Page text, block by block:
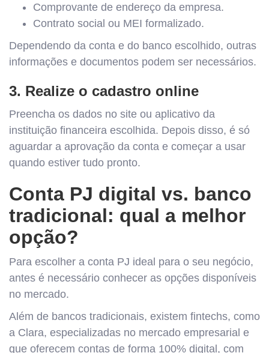
Comprovante de endereço da empresa.
Contrato social ou MEI formalizado.
Dependendo da conta e do banco escolhido, outras
informações e documentos podem ser necessários.
3. Realize o cadastro online
Preencha os dados no site ou aplicativo da
instituição financeira escolhida. Depois disso, é só
aguardar a aprovação da conta e começar a usar
quando estiver tudo pronto.
Conta PJ digital vs. banco
tradicional: qual a melhor
opção?
Para escolher a conta PJ ideal para o seu negócio,
antes é necessário conhecer as opções disponíveis
no mercado.
Além de bancos tradicionais, existem fintechs, como
a Clara, especializadas no mercado empresarial e
que oferecem contas de forma 100% digital, com